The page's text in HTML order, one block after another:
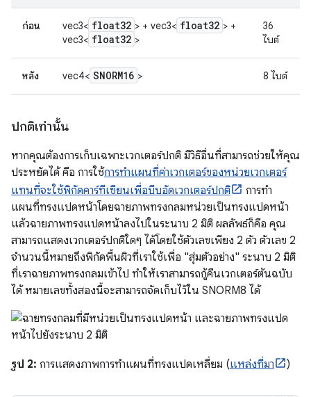
ก่อน vec3< float32 > + vec3< float32 > +
vec3< float32 >
36
ไบต์
หลัง vec4< SNORM16 > 8 ไบต์
ปกติเท่านั้น
หากคุณต้องการเก็บเฉพาะเวกเตอร์ปกติ มีวิธีอื่นที่สามารถช่วยให้คุณ
ประหยัดได้ คือ การใช้การทำแผนที่ค่าเวกเตอร์ของหน่วยเวกเตอร์
แทนที่จะใช้พิกัดคาร์ทีเซียนเพื่อบีบอัดเวกเตอร์ปกติ
การทำ
แผนที่ทรงแปดหน้าโดยฉายภาพทรงกลมหน่วยเป็นทรงแปดหน้า
แล้วฉายภาพทรงแปดหน้าลงไปในระนาบ 2 มิติ ผลลัพธ์ก็คือ คุณ
สามารถแสดงเวกเตอร์ปกติใดๆ ได้โดยใช้ตัวเลขเพียง 2 ตัว ตัวเลข 2
จำนวนนี้หมายถึงพิกัดพื้นผิวที่เราใช้เพื่อ "สุ่มตัวอย่าง" ระนาบ 2 มิติ
ที่เราฉายภาพทรงกลมเข้าไป ทำให้เราสามารถกู้คืนเวกเตอร์ต้นฉบับ
ได้ หมายเลขทั้งสองนี้จะสามารถจัดเก็บไว้ใน SNORM8 ได้
รูป 2: การแสดงภาพการทำแผนที่ทรงแปดเหลี่ยม (แหล่งที่มา )